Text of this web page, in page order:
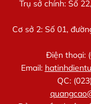
Trụ sở chính: Số
Cơ sở 2: Số 01,
Điện thoại:
Email:
QC: